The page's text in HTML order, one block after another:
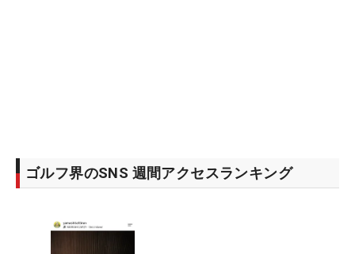
ゴルフ界のSNS 週間アクセスランキング